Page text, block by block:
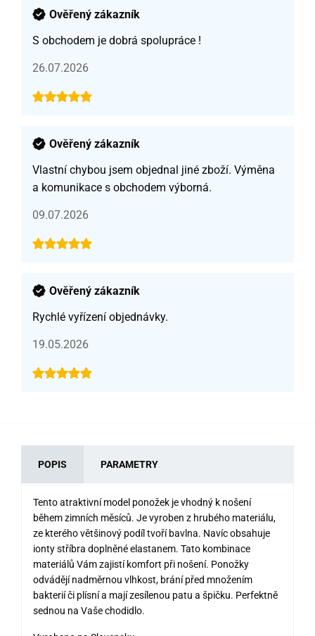
Ověřený zákazník
S obchodem je dobrá spolupráce !
26.07.2026
Ověřený zákazník
Vlastní chybou jsem objednal jiné zboží. Výměna
a komunikace s obchodem výborná.
09.07.2026
Ověřený zákazník
Rychlé vyřízení objednávky.
19.05.2026
POPIS PARAMETRY
Tento atraktivní model ponožek je vhodný k nošení
během zimních měsíců. Je vyroben z hrubého materiálu,
ze kterého většinový podíl tvoří bavlna. Navíc obsahuje
ionty stříbra doplněné elastanem. Tato kombinace
materiálů Vám zajistí komfort při nošení. Ponožky
odvádějí nadměrnou vlhkost, brání před množením
bakterií či plísní a mají zesílenou patu a špičku. Perfektně
sednou na Vaše chodidlo.